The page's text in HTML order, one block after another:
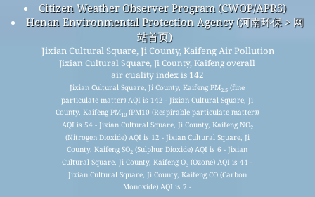
Citizen Weather Observer Program (CWOP/APRS)
Henan Environmental Protection Agency (河南环保 > 网
站首页)
Jixian Cultural Square, Ji County, Kaifeng Air Pollution
Jixian Cultural Square, Ji County, Kaifeng overall
air quality index is 142
Jixian Cultural Square, Ji County, Kaifeng PM2.5 (fine
particulate matter) AQI is 142 - Jixian Cultural Square, Ji
County, Kaifeng PM10 (PM10 (Respirable particulate matter))
AQI is 54 - Jixian Cultural Square, Ji County, Kaifeng NO2
(Nitrogen Dioxide) AQI is 12 - Jixian Cultural Square, Ji
County, Kaifeng SO2 (Sulphur Dioxide) AQI is 6 - Jixian
Cultural Square, Ji County, Kaifeng O3 (Ozone) AQI is 44 -
Jixian Cultural Square, Ji County, Kaifeng CO (Carbon
Monoxide) AQI is 7 -